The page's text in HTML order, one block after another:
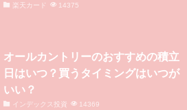
楽天カード 14375
オールカントリーのおすすめの積立
日はいつ？買うタイミングはいつが
いい？
インデックス投資 14369